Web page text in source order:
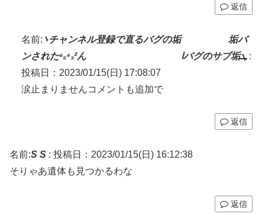
返信
名前: ܌チャンネル登録で直るバグの垢 垢バ
ンされた⁶₅⁴₃²ん اバグのサブ垢ܛ:
投稿日：2023/01/15(日) 17:08:07
涙止まりませんコメントも追加で
返信
名前:S S : 投稿日：2023/01/15(日) 16:12:38
そりゃあ遺体も見つかるわな
返信